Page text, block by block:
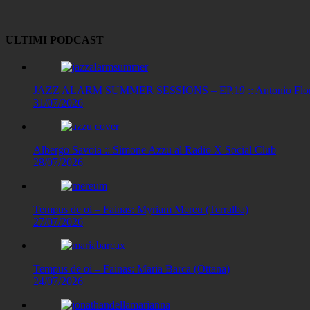
ULTIMI PODCAST
JAZZ ALARM SUMMER SESSIONS – EP.19 :: Antonio
31/07/2026
Albergo Savoia :: Simone Azzu al Radio X Social Club
28/07/2026
Tempus de oi – Fainas: Myriam Mereu (Terralba)
27/07/2026
Tempus de oi – Fainas: Maria Barca (Ottana)
24/07/2026